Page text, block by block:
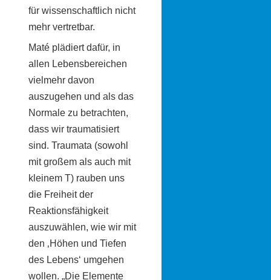
für wissenschaftlich nicht
mehr vertretbar.
Maté plädiert dafür, in
allen Lebensbereichen
vielmehr davon
auszugehen und als das
Normale zu betrachten,
dass wir traumatisiert
sind. Traumata (sowohl
mit großem als auch mit
kleinem T) rauben uns
die Freiheit der
Reaktionsfähigkeit
auszuwählen, wie wir mit
den ‚Höhen und Tiefen
des Lebens‘ umgehen
wollen. „Die Elemente